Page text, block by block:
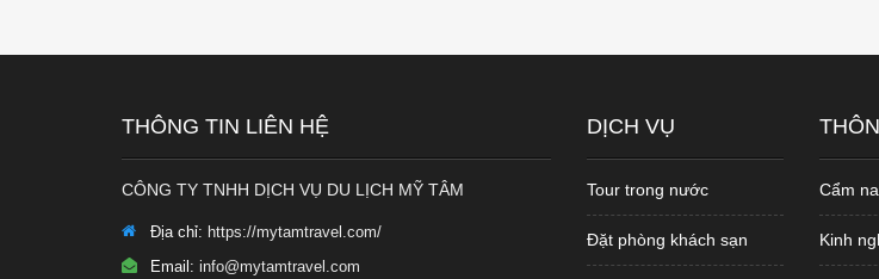
THÔNG TIN LIÊN HỆ
CÔNG TY TNHH DỊCH VỤ DU LỊCH MỸ TÂM
Địa chỉ: https://mytamtravel.com/
Email: info@mytamtravel.com
DỊCH VỤ
Tour trong nước
Đặt phòng khách sạn
Cẩm
Kinh